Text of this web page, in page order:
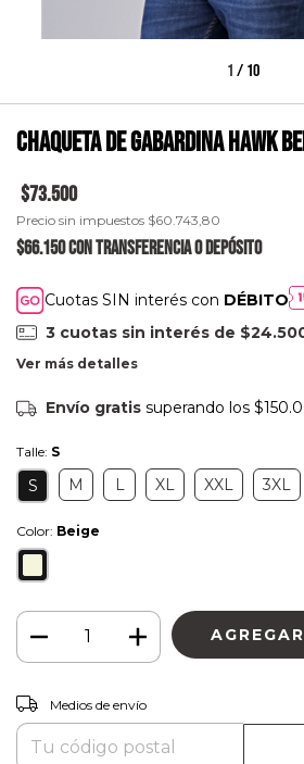
1 / 10
Chaqueta de gabardina HAWK
$73.500
Precio sin impuestos $60.743,80
$66.150conTransferencia o depósito
Cuotas SIN interés con DÉBITO
3 cuotas sin interés de
Ver más detalles
Envío gratis superando los
Talle: S
S M L XL XXL 3XL
Color: Beige
Entregas para el CP:
Medios de envío